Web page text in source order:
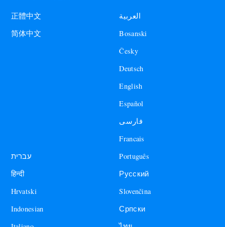
正體中文
简体中文
العربية
Bosanski
Česky
Deutsch
English
Español
فارسی
Francais
עברית
हिन्दी
Hrvatski
Indonesian
Português
Русский
Slovenčina
Српски